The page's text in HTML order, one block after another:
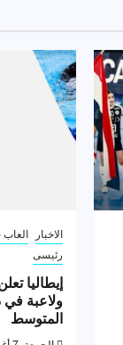
الاخبار العاب
رئيسى
ولاعبة في
المتوسط